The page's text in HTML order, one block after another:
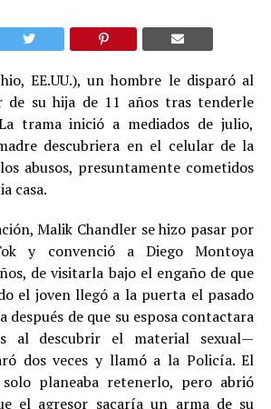
EE.UU.), un hombre le disparó al
de su hija de 11 años tras tenderle
trama inició a mediados de julio,
descubriera en el celular de la
abusos, presuntamente cometidos
casa.
Malik Chandler se hizo pasar por
y convenció a Diego Montoya
de visitarla bajo el engaño de que
el joven llegó a la puerta el pasado
después de que su esposa contactara
al descubrir el material sexual—
dos veces y llamó a la Policía. El
planeaba retenerlo, pero abrió
el agresor sacaría un arma de su